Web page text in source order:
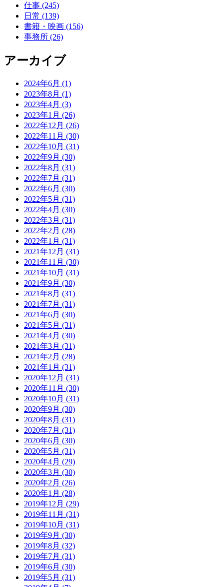
仕事 (245)
日常 (139)
書籍・映画 (156)
事務所 (26)
アーカイブ
2024年6月 (1)
2023年8月 (1)
2023年4月 (3)
2023年1月 (26)
2022年12月 (26)
2022年11月 (30)
2022年10月 (31)
2022年9月 (30)
2022年8月 (31)
2022年7月 (31)
2022年6月 (30)
2022年5月 (31)
2022年4月 (30)
2022年3月 (31)
2022年2月 (28)
2022年1月 (31)
2021年12月 (31)
2021年11月 (30)
2021年10月 (31)
2021年9月 (30)
2021年8月 (31)
2021年7月 (31)
2021年6月 (30)
2021年5月 (31)
2021年4月 (30)
2021年3月 (31)
2021年2月 (28)
2021年1月 (31)
2020年12月 (31)
2020年11月 (30)
2020年10月 (31)
2020年9月 (30)
2020年8月 (31)
2020年7月 (31)
2020年6月 (30)
2020年5月 (31)
2020年4月 (29)
2020年3月 (30)
2020年2月 (26)
2020年1月 (28)
2019年12月 (29)
2019年11月 (31)
2019年10月 (31)
2019年9月 (30)
2019年8月 (32)
2019年7月 (31)
2019年6月 (30)
2019年5月 (31)